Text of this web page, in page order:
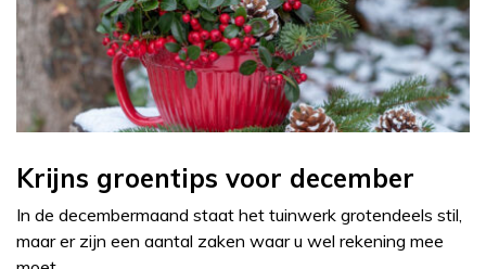
Krijns groentips voor december
In de decembermaand staat het tuinwerk grotendeels stil,
maar er zijn een aantal zaken waar u wel rekening mee